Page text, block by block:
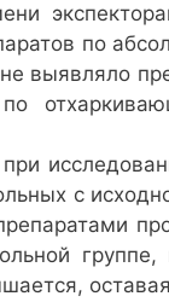
по
выявляло
с
группе,